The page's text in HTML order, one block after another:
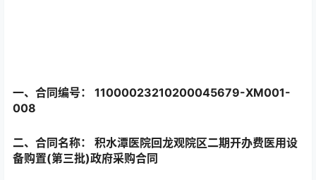
一、合同编号： 11000023210200045679-XM001-
008
二、合同名称： 积水潭医院回龙观院区二期开办费医用设
备购置(第三批)政府采购合同